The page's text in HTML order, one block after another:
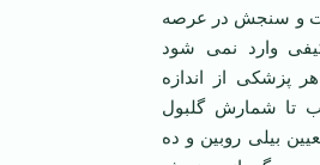
و سنجش در عرصه
وارد نمی شود
هر پزشکی از اندازه
تا شمارش گلبول
بیلی روبین و ده